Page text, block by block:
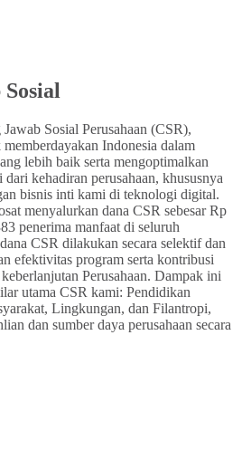
Sosial
Sosial Perusahaan (CSR),
Indonesia dalam
lebih baik serta mengoptimalkan
kehadiran perusahaan, khususnya
bisnis inti kami di teknologi digital.
menyalurkan dana CSR sebesar Rp
penerima manfaat di seluruh
CSR dilakukan secara selektif dan
efektivitas program serta kontribusi
Perusahaan. Dampak ini
utama CSR kami: Pendidikan
Lingkungan, dan Filantropi,
dan sumber daya perusahaan secara